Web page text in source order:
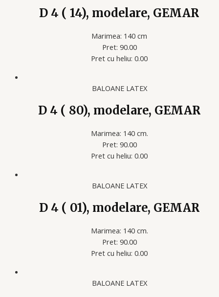
D 4 ( 14), modelare, GEMAR
Marimea: 140 cm
Pret: 90.00
Pret cu heliu: 0.00
BALOANE LATEX
D 4 ( 80), modelare, GEMAR
Marimea: 140 cm.
Pret: 90.00
Pret cu heliu: 0.00
BALOANE LATEX
D 4 ( 01), modelare, GEMAR
Marimea: 140 cm.
Pret: 90.00
Pret cu heliu: 0.00
BALOANE LATEX